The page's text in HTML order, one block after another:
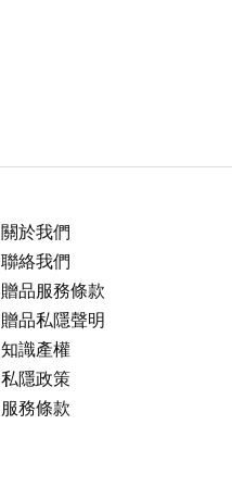
關於我們
聯絡我們
贈品服務條款
贈品私隱聲明
知識產權
私隱政策
服務條款